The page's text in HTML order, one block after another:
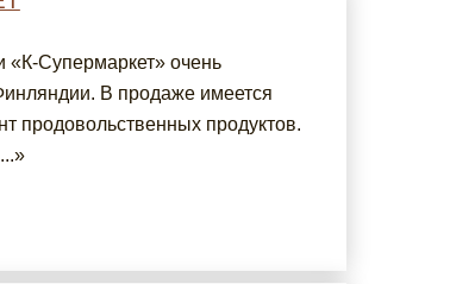
«К-Супермаркет» очень
В продаже имеется
продовольственных продуктов.